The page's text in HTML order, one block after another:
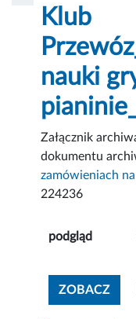
Klub
nauki
Załącznik
dokumentu
zamówieniach
224236
podgląd
ZOBACZ